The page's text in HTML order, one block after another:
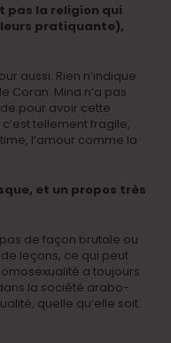
pas la religion qui
pratiquante),
aussi. Rien n’indique
Coran. Mina n’a pas
pour avoir cette
tellement fragile,
l’amour comme la
et un propos très
de façon brutale ou
leçons, ce qui peut
a toujours
la société arabo-
quelle qu’elle soit.